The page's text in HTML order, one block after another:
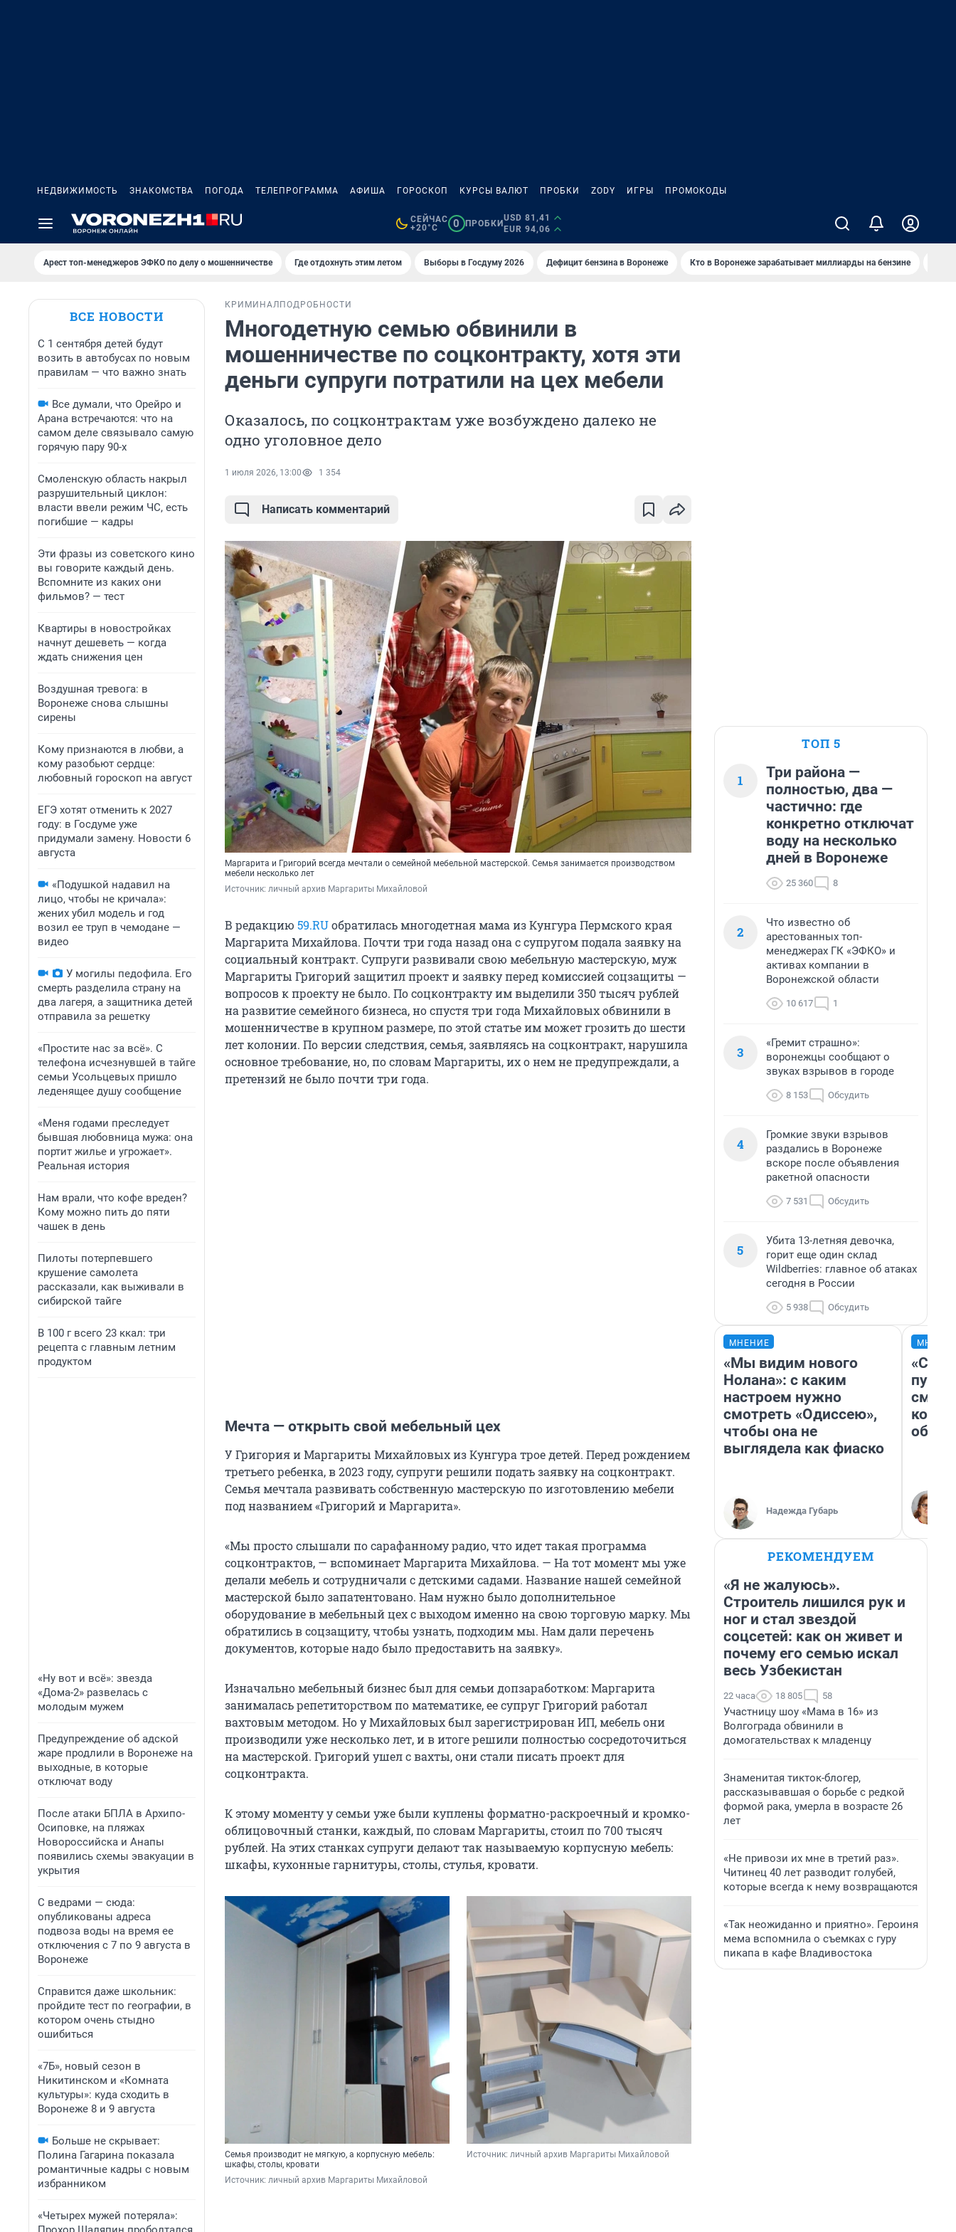
НЕДВИЖИМОСТЬ ЗНАКОМСТВА ПОГОДА ТЕЛЕПРОГРАММА АФИША ГОРОСКОП КУРСЫ ВАЛЮТ ПРОБКИ ZODY ИГРЫ ПРОМОКОДЫ
СЕЙЧАС
+20°C
0 ПРОБКИ
USD 81,41
EUR 94,06
Арест топ-менеджеров ЭФКО по делу о мошенничестве Где отдохнуть этим летом Выборы в Госдуму 2026 Дефицит бензина в Воронеже Кто в Воронеже зарабатывает миллиарды на бензине
ВСЕ НОВОСТИ
С 1 сентября детей будут
возить в автобусах по новым
правилам — что важно знать
Все думали, что Орейро и
Арана встречаются: что на
самом деле связывало самую
горячую пару 90-х
Смоленскую область накрыл
разрушительный циклон:
власти ввели режим ЧС, есть
погибшие — кадры
Эти фразы из советского кино
вы говорите каждый день.
Вспомните из каких они
фильмов? — тест
Квартиры в новостройках
начнут дешеветь — когда
ждать снижения цен
Воздушная тревога: в
Воронеже снова слышны
сирены
Кому признаются в любви, а
кому разобьют сердце:
любовный гороскоп на август
ЕГЭ хотят отменить к 2027
году: в Госдуме уже
придумали замену. Новости 6
августа
«Подушкой надавил на
лицо, чтобы не кричала»:
жених убил модель и год
возил ее труп в чемодане —
видео
У могилы педофила. Его
смерть разделила страну на
два лагеря, а защитника детей
отправила за решетку
«Простите нас за всё». С
телефона исчезнувшей в тайге
семьи Усольцевых пришло
леденящее душу сообщение
«Меня годами преследует
бывшая любовница мужа: она
портит жилье и угрожает».
Реальная история
Нам врали, что кофе вреден?
Кому можно пить до пяти
чашек в день
Пилоты потерпевшего
крушение самолета
рассказали, как выживали в
сибирской тайге
В 100 г всего 23 ккал: три
рецепта с главным летним
продуктом
«Ну вот и всё»: звезда
«Дома-2» развелась с
молодым мужем
Предупреждение об адской
жаре продлили в Воронеже на
выходные, в которые
отключат воду
После атаки БПЛА в Архипо-
Осиповке, на пляжах
Новороссийска и Анапы
появились схемы эвакуации в
укрытия
С ведрами — сюда:
опубликованы адреса
подвоза воды на время ее
отключения с 7 по 9 августа в
Воронеже
Справится даже школьник:
пройдите тест по географии, в
котором очень стыдно
ошибиться
«7Б», новый сезон в
Никитинском и «Комната
культуры»: куда сходить в
Воронеже 8 и 9 августа
Больше не скрывает:
Полина Гагарина показала
романтичные кадры с новым
избранником
«Четырех мужей потеряла»:
КРИМИНАЛ ПОДРОБНОСТИ
Многодетную семью обвинили в
мошенничестве по соцконтракту, хотя эти
деньги супруги потратили на цех мебели
Оказалось, по соцконтрактам уже возбуждено далеко не
одно уголовное дело
1 июля 2026, 13:00 1 354
Написать комментарий
Маргарита и Григорий всегда мечтали о семейной мебельной мастерской. Семья занимается производством
мебели несколько лет
Источник: личный архив Маргариты Михайловой
В редакцию 59.RUобратилась многодетная мама из Кунгура Пермского края
Маргарита Михайлова. Почти три года назад она с супругом подала заявку на
социальный контракт. Супруги развивали свою мебельную мастерскую, муж
Маргариты Григорий защитил проект и заявку перед комиссией соцзащиты —
вопросов к проекту не было. По соцконтракту им выделили 350 тысяч рублей
на развитие семейного бизнеса, но спустя три года Михайловых обвинили в
мошенничестве в крупном размере, по этой статье им может грозить до шести
лет колонии. По версии следствия, семья, заявляясь на соцконтракт, нарушила
основное требование, но, по словам Маргариты, их о нем не предупреждали, а
претензий не было почти три года.
Мечта — открыть свой мебельный цех
У Григория и Маргариты Михайловых из Кунгура трое детей. Перед рождением
третьего ребенка, в 2023 году, супруги решили подать заявку на соцконтракт.
Семья мечтала развивать собственную мастерскую по изготовлению мебели
под названием «Григорий и Маргарита».
«Мы просто слышали по сарафанному радио, что идет такая программа
соцконтрактов, — вспоминает Маргарита Михайлова. — На тот момент мы уже
делали мебель и сотрудничали с детскими садами. Название нашей семейной
мастерской было запатентовано. Нам нужно было дополнительное
оборудование в мебельный цех с выходом именно на свою торговую марку. Мы
обратились в соцзащиту, чтобы узнать, подходим мы. Нам дали перечень
документов, которые надо было предоставить на заявку».
Изначально мебельный бизнес был для семьи допзаработком: Маргарита
занималась репетиторством по математике, ее супруг Григорий работал
вахтовым методом. Но у Михайловых был зарегистрирован ИП, мебель они
производили уже несколько лет, и в итоге решили полностью сосредоточиться
на мастерской. Григорий ушел с вахты, они стали писать проект для
соцконтракта.
К этому моменту у семьи уже были куплены форматно-раскроечный и кромко-
облицовочный станки, каждый, по словам Маргариты, стоил по 700 тысяч
рублей. На этих станках супруги делают так называемую корпусную мебель:
шкафы, кухонные гарнитуры, столы, стулья, кровати.
Семья производит не мягкую, а корпусную мебель:
шкафы, столы, кровати
Источник: личный архив Маргариты Михайловой
Источник: личный архив Маргариты Михайловой
ТОП 5
1
Три района —
полностью, два —
частично: где
конкретно отключат
воду на несколько
дней в Воронеже
25 360 8
2
Что известно об
арестованных топ-
менеджерах ГК «ЭФКО» и
активах компании в
Воронежской области
10 617 1
3
«Гремит страшно»:
воронежцы сообщают о
звуках взрывов в городе
8 153 Обсудить
4
Громкие звуки взрывов
раздались в Воронеже
вскоре после объявления
ракетной опасности
7 531 Обсудить
5
Убита 13-летняя девочка,
горит еще один склад
Wildberries: главное об атаках
сегодня в России
5 938 Обсудить
МНЕНИЕ
«Мы видим нового
Нолана»: с каким
настроем нужно
смотреть «Одиссею»,
чтобы она не
выглядела как фиаско
Надежда Губарь
РЕКОМЕНДУЕМ
«Я не жалуюсь».
Строитель лишился рук и
ног и стал звездой
соцсетей: как он живет и
почему его семью искал
весь Узбекистан
22 часа 18 805 58
Участницу шоу «Мама в 16» из
Волгограда обвинили в
домогательствах к младенцу
Знаменитая тикток-блогер,
рассказывавшая о борьбе с редкой
формой рака, умерла в возрасте 26
лет
«Не привози их мне в третий раз».
Читинец 40 лет разводит голубей,
которые всегда к нему возвращаются
«Так неожиданно и приятно». Героиня
мема вспомнила о съемках с гуру
пикапа в кафе Владивостока